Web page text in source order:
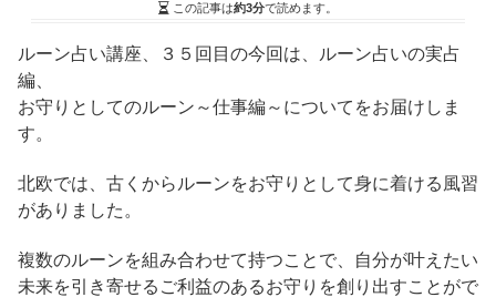
この記事は約3分で読めます。
ルーン占い講座、３５回目の今回は、ルーン占いの実占
編、
お守りとしてのルーン～仕事編～についてをお届けしま
す。
北欧では、古くからルーンをお守りとして身に着ける風習
がありました。
複数のルーンを組み合わせて持つことで、自分が叶えたい
未来を引き寄せるご利益のあるお守りを創り出すことがで